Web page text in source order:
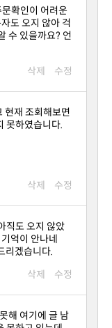
삭제 수정
삭제 수정
리겠습니다.
삭제 수정